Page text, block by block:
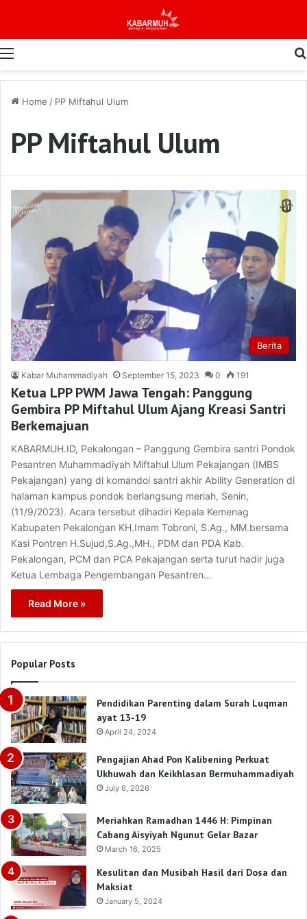
Menu
Home / PP Miftahul Ulum
PP Miftahul Ulum
Berita
Kabar Muhammadiyah September 15, 2023 0 191
Ketua LPP PWM Jawa Tengah: Panggung
Gembira PP Miftahul Ulum Ajang Kreasi Santri
Berkemajuan
KABARMUH.ID, Pekalongan – Panggung Gembira santri Pondok
Pesantren Muhammadiyah Miftahul Ulum Pekajangan (IMBS
Pekajangan) yang di komandoi santri akhir Ability Generation di
halaman kampus pondok berlangsung meriah, Senin,
(11/9/2023). Acara tersebut dihadiri Kepala Kemenag
Kabupaten Pekalongan KH.Imam Tobroni, S.Ag., MM.bersama
Kasi Pontren H.Sujud,S.Ag.,MH., PDM dan PDA Kab.
Pekalongan, PCM dan PCA Pekajangan serta turut hadir juga
Ketua Lembaga Pengembangan Pesantren…
Read More »
Popular Posts
Pendidikan Parenting dalam Surah Luqman
ayat 13-19
April 24, 2024
Pengajian Ahad Pon Kalibening Perkuat
Ukhuwah dan Keikhlasan Bermuhammadiyah
July 6, 2026
Meriahkan Ramadhan 1446 H: Pimpinan
Cabang Aisyiyah Ngunut Gelar Bazar
March 16, 2025
Kesulitan dan Musibah Hasil dari Dosa dan
Maksiat
January 5, 2024